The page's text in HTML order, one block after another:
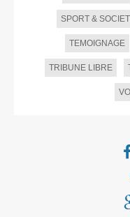
SPORT &
TEMOIGNAGE
TRIBUNE LIBRE